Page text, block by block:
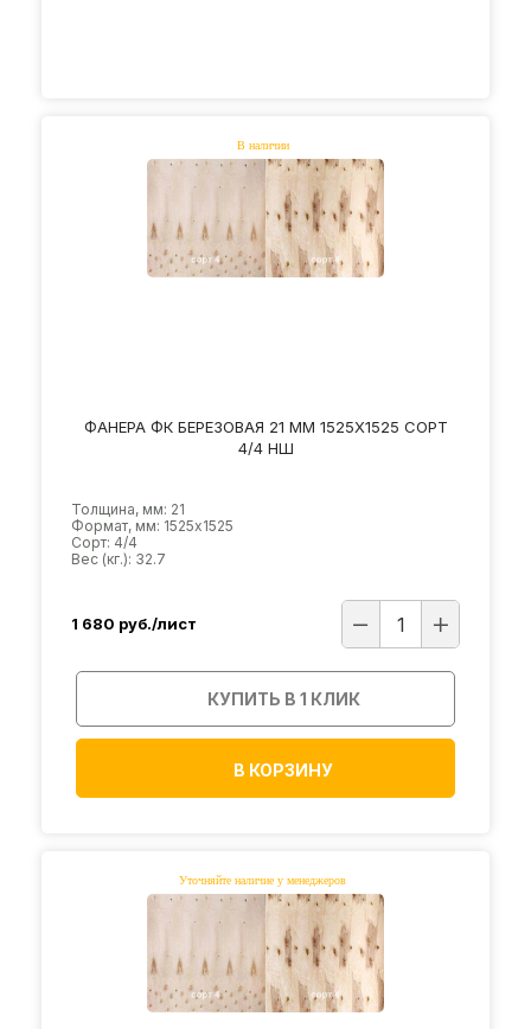
ФАНЕРА ФК БЕРЕЗОВАЯ 21 ММ 1525Х1525 СОРТ
4/4 НШ
Толщина, мм: 21
Формат, мм: 1525х1525
Сорт: 4/4
Вес (кг.): 32.7
1 680 руб./лист
КУПИТЬ В 1 КЛИК
В КОРЗИНУ